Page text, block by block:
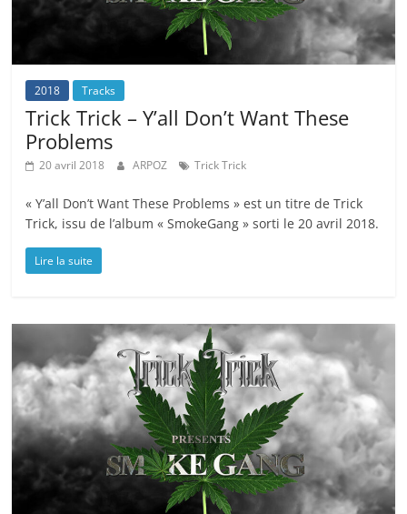
2018 Tracks
Trick Trick – Y’all Don’t Want These
Problems
20 avril 2018 ARPOZ Trick Trick
« Y’all Don’t Want These Problems » est un titre de Trick
Trick, issu de l’album « SmokeGang » sorti le 20 avril 2018.
Lire la suite